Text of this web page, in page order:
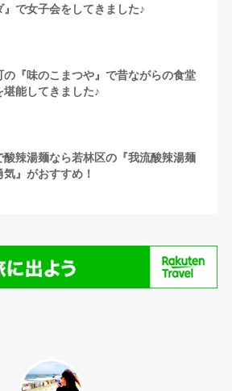
』で女子会をしてきました♪
の『味のこまつや』で昔ながらの食堂
堪能してきました♪
酸辣湯麺なら若林区の『我流酸辣湯麺
気』がおすすめ！